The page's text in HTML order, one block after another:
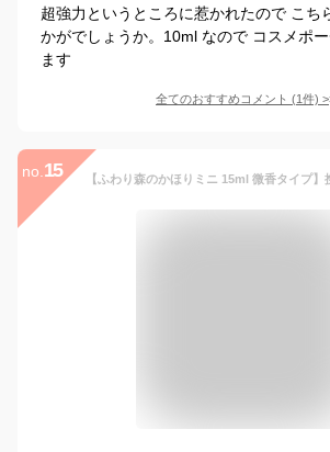
超強力というところに惹かれたので こち
かがでしょうか。10ml なので コスメポ
ます
全てのおすすめコメント (1件) >
no. 15